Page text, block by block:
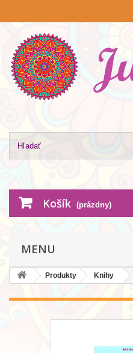
Košík (prázdny)
MENU
Produkty Knihy